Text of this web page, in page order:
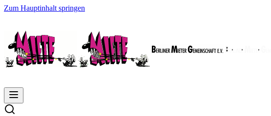
Zum Hauptinhalt springen